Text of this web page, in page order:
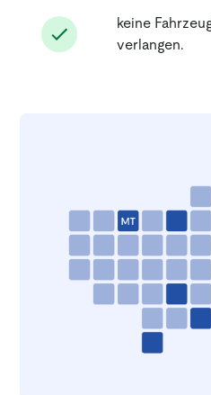
keine
verlangen.